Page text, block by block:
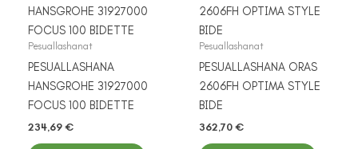
Pesuallashanat
PESUALLASHANA
HANSGROHE 31927000
FOCUS 100 BIDETTE
234,69 €
Pesuallashanat
PESUALLASHANA ORAS
2606FH OPTIMA STYLE
BIDE
362,70 €